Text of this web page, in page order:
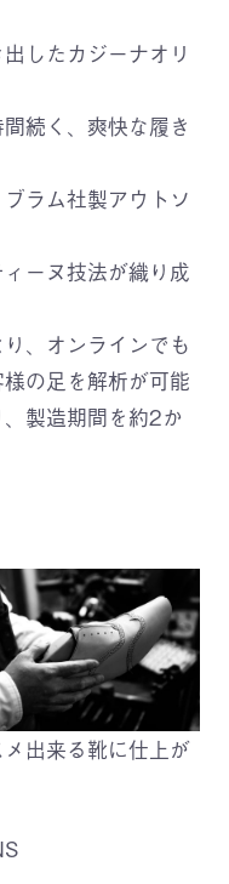
したカジーナオリ
続く、爽快な履き
ラム社製アウトソ
ーヌ技法が織り成
り、オンラインでも
の足を解析が可能
、製造期間を約2か
出来る靴に仕上が